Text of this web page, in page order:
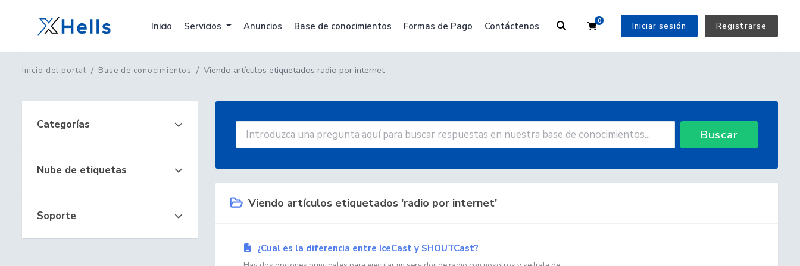
Inicio Servicios Anuncios Base de conocimientos Formas de Pago Contáctenos 0
Carrito Iniciar sesión Registrarse
Inicio del portal Base de conocimientos Viendo artículos etiquetados radio por internet
Categorías
Nube de etiquetas
Soporte
Buscar
Viendo artículos etiquetados 'radio por internet'
¿Cual es la diferencia entre IceCast y SHOUTCast?